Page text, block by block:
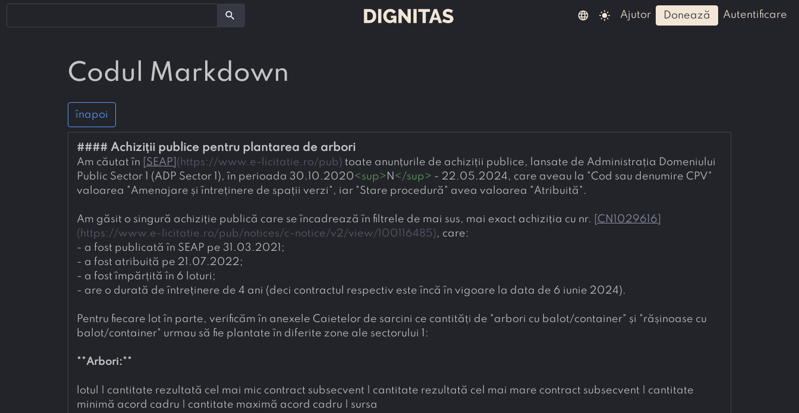
search language light_mode ajutor donează autentificare
Codul Markdown
înapoi
#### Achiziții publice pentru plantarea de arbori
Am căutat în SEAP ( https://www.e-licitatie.ro/pub ) toate anunțurile de achiziții publice, lansate de Administrația Domeniului
Public Sector 1 (ADP Sector 1), în perioada 30.10.2020<sup> N </sup> - 22.05.2024, care aveau la "Cod sau denumire CPV"
valoarea "Amenajare și întreținere de spații verzi", iar "Stare procedură" avea valoarea "Atribuită".
Am găsit o singură achiziție publică care se încadrează în filtrele de mai sus, mai exact achiziția cu nr. CN1029616
( https://www.e-licitatie.ro/pub/notices/c-notice/v2/view/100116485 ), care:
- a fost publicată în SEAP pe 31.03.2021;
- a fost atribuită pe 21.07.2022;
- a fost împărțită în 6 loturi;
- are o durată de întreținere de 4 ani (deci contractul respectiv este încă în vigoare la data de 6 iunie 2024).
Pentru fiecare lot în parte, verificăm în anexele Caietelor de sarcini ce cantități de "arbori cu balot/container" și "rășinoase cu
balot/container" urmau să fie plantate în diferite zone ale sectorului 1:
**Arbori:**
lotul | cantitate rezultată cel mai mic contract subsecvent | cantitate rezultată cel mai mare contract subsecvent | cantitate
minimă acord cadru | cantitate maximă acord cadru | sursa